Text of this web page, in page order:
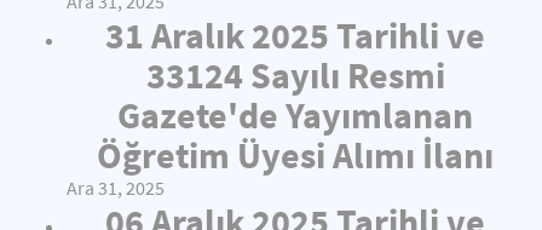
31 Aralık 2025 Tarihli ve
33124 Sayılı Resmi
Gazete'de Yayımlanan
Öğretim Üyesi Alımı İlanı
Ara 31, 2025